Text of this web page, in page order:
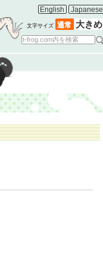
English Japanese
文字サイズ 通常 大きめ